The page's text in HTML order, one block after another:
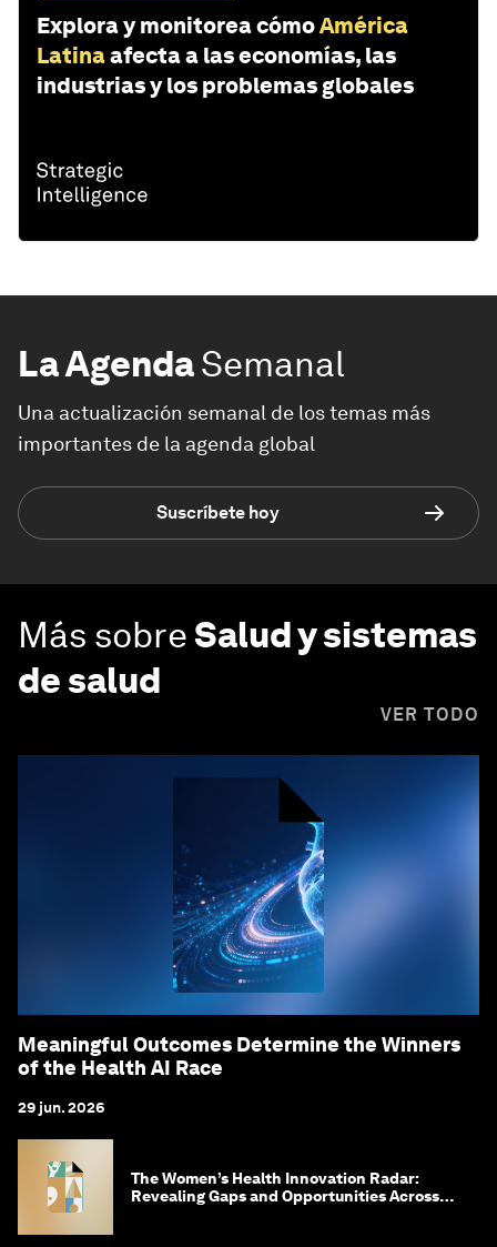
Explora y monitorea cómoAmérica
Latinaafecta a las economías, las
industrias y los problemas globales
La AgendaSemanal
Una actualización semanal de los temas más
importantes de la agenda global
Suscríbete hoy
Más sobreSalud y sistemas
de salud
VER TODO
Meaningful Outcomes Determine the Winners
of the Health AI Race
29 jun. 2026
The Women’s Health Innovation Radar:
Revealing Gaps and Opportunities Across